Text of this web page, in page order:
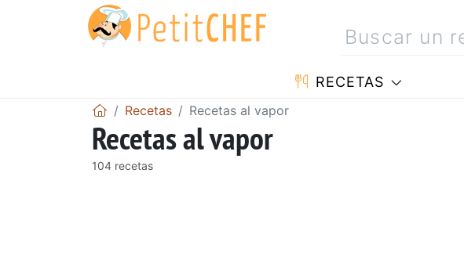
RECETAS
Recetas Recetas al vapor
Recetas al vapor
104 recetas